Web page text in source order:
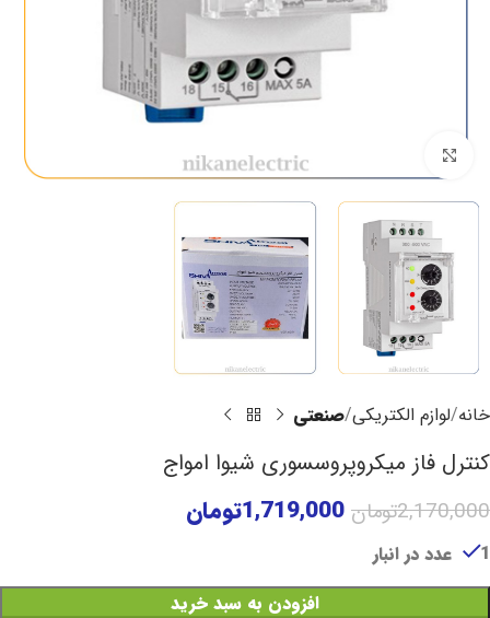
برای بزرگنمایی کلیک کنید
خانه لوازم الکتریکی صنعتی
کنترل فاز میکروپروسسوری شیوا امواج
2,170,000تومان 1,719,000تومان
1 عدد در انبار
افزودن به سبد خرید